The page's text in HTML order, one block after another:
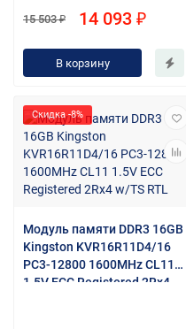
15 503 ₽ 14 093 ₽
В корзину
Скидка -8%
Модуль памяти DDR3 16GB
Kingston KVR16R11D4/16
PC3-12800 1600MHz CL11
1.5V ECC Registered 2Rx4